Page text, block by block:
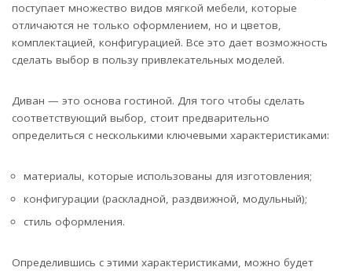
поступает множество видов мягкой мебели, которые
отличаются не только оформлением, но и цветов,
комплектацией, конфигурацией. Все это дает возможность
сделать выбор в пользу привлекательных моделей.
Диван — это основа гостиной. Для того чтобы сделать
соответствующий выбор, стоит предварительно
определиться с несколькими ключевыми характеристиками:
материалы, которые использованы для изготовления;
конфигурации (раскладной, раздвижной, модульный);
стиль оформления.
Определившись с этими характеристиками, можно будет